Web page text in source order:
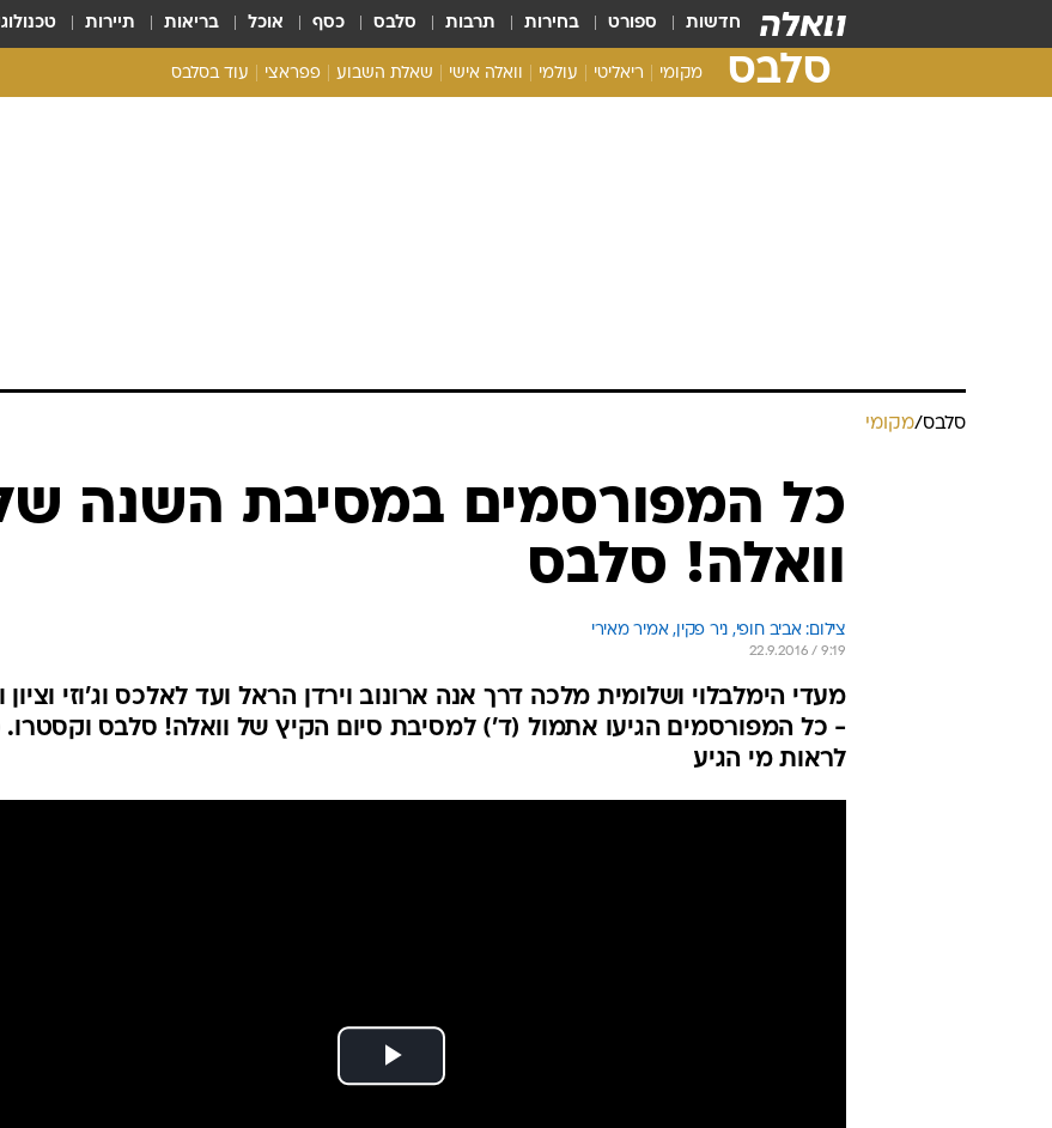
חדשות ספורט בחירות תרבות סלבס כסף אוכל בריאות תיירות
סלבס מקומי ריאליטי עולמי וואלה אישי שאלת השבוע פפראצי עוד בסלבס
סלבס/מקומי
כל המפורסמים במסיבת השנה
וואלה! סלבס
צילום: אביב חופי, ניר פקין, אמיר מאירי
22.9.2016 / 9:19
מעדי הימלבלוי ושלומית מלכה דרך אנה ארונוב וירדן הראל ועד לאלכס וג'וזי וציון
- כל המפורסמים הגיעו אתמול (ד') למסיבת סיום הקיץ של וואלה! סלבס וקסטרו.
לראות מי הגיע